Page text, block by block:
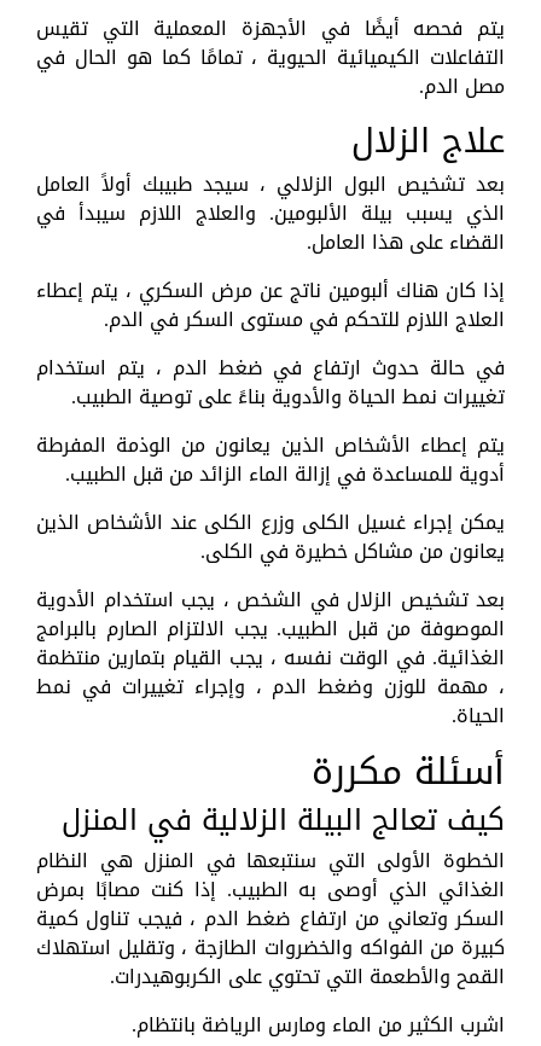
يتم فحصه أيضًا في الأجهزة المعملية التي تقيس
التفاعلات الكيميائية الحيوية ، تمامًا كما هو الحال في
مصل الدم.
علاج الزلال
بعد تشخيص البول الزلالي ، سيجد طبيبك أولاً العامل
الذي يسبب بيلة الألبومين. والعلاج اللازم سيبدأ في
القضاء على هذا العامل.
إذا كان هناك ألبومين ناتج عن مرض السكري ، يتم إعطاء
العلاج اللازم للتحكم في مستوى السكر في الدم.
في حالة حدوث ارتفاع في ضغط الدم ، يتم استخدام
تغييرات نمط الحياة والأدوية بناءً على توصية الطبيب.
يتم إعطاء الأشخاص الذين يعانون من الوذمة المفرطة
أدوية للمساعدة في إزالة الماء الزائد من قبل الطبيب.
يمكن إجراء غسيل الكلى وزرع الكلى عند الأشخاص الذين
يعانون من مشاكل خطيرة في الكلى.
بعد تشخيص الزلال في الشخص ، يجب استخدام الأدوية
الموصوفة من قبل الطبيب. يجب الالتزام الصارم بالبرامج
الغذائية. في الوقت نفسه ، يجب القيام بتمارين منتظمة
، مهمة للوزن وضغط الدم ، وإجراء تغييرات في نمط
الحياة.
أسئلة مكررة
كيف تعالج البيلة الزلالية في المنزل
الخطوة الأولى التي سنتبعها في المنزل هي النظام
الغذائي الذي أوصى به الطبيب. إذا كنت مصابًا بمرض
السكر وتعاني من ارتفاع ضغط الدم ، فيجب تناول كمية
كبيرة من الفواكه والخضروات الطازجة ، وتقليل استهلاك
القمح والأطعمة التي تحتوي على الكربوهيدرات.
اشرب الكثير من الماء ومارس الرياضة بانتظام.